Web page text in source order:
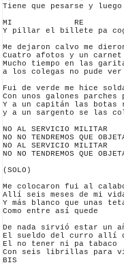
Tiene que pesarse y luego
MI             RE
Y pillar el billete pa
Me dejaron calvo me
Cuatro afotos y un carnet
Mucho tiempo en las
a los colegas no pude ver
Fui de verde me hice
Con unos galones
Y a un capitán las botas
y a un sargento se las
NO AL SERVICIO MILITAR
NO NO TENDREMOS QUE
NO AL SERVICIO MILITAR
NO NO TENDREMOS QUE
(SOLO)
Me colocaron fui al
Allí seis meses de mi
Y más blanco que unas
Como entre así quede
De nada sirvió estar un
El sueldo del curro allí
El no tener ni pa tabaco
Con seis librillas para
BIS